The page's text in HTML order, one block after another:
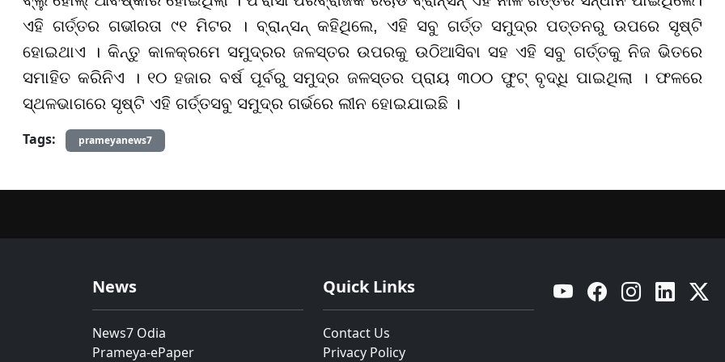
ଏହି ଗର୍ତ୍ତର ଗଭୀରତା ୯୧ ମିଟର । ବ୍ରାନ୍ସନ୍ କହିଥିଲେ, ଏହି ସବୁ ଗର୍ତ୍ତ ସମୁଦ୍ର ପତ୍ତନରୁ ଉପରେ ସୃଷ୍ଟି
ହୋଇଥାଏ । କିନ୍ତୁ କାଳକ୍ରମେ ସମୁଦ୍ରର ଜଳସ୍ତର ଉପରକୁ ଉଠିଆସିବା ସହ ଏହି ସବୁ ଗର୍ତ୍ତକୁ ନିଜ ଭିତରେ
ସମାହିତ କରିନିଏ । ୧୦ ହଜାର ବର୍ଷ ପୂର୍ବରୁ ସମୁଦ୍ର ଜଳସ୍ତର ପ୍ରାୟ ୩୦୦ ଫୁଟ୍ ବୃଦ୍ଧି ପାଇଥିଲା । ଫଳରେ
ସ୍ଥଳଭାଗରେ ସୃଷ୍ଟି ଏହି ଗର୍ତ୍ତସବୁ ସମୁଦ୍ର ଗର୍ଭରେ ଲୀନ ହୋଇଯାଇଛି ।
Tags:
prameyanews7
News
News7 Odia
Prameya-ePaper
Quick Links
Contact Us
Privacy Policy
YouTube Facebook Instagram